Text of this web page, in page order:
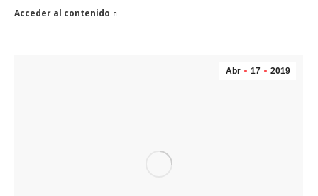
Acceder al contenido
Abr 17 2019